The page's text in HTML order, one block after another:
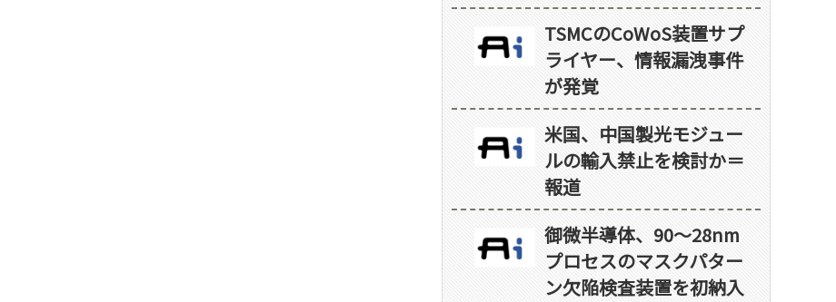
TSMCのCoWoS装置サプ
ライヤー、情報漏洩事件
が発覚
米国、中国製光モジュー
ルの輸入禁止を検討か＝
報道
御微半導体、90～28nm
プロセスのマスクパター
ン欠陥検査装置を初納入